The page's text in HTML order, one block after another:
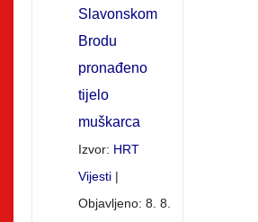
Slavonskom
Brodu
pronađeno
tijelo
muškarca
Izvor: HRT
Vijesti
Objavljeno: 8. 8.